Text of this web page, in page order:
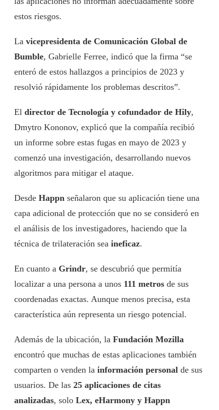
estos riesgos.
La vicepresidenta de Comunicación Global de
Bumble, Gabrielle Ferree, indicó que la firma “se
enteró de estos hallazgos a principios de 2023 y
resolvió rápidamente los problemas descritos”.
El director de Tecnología y cofundador de Hily,
Dmytro Kononov, explicó que la compañía recibió
un informe sobre estas fugas en mayo de 2023 y
comenzó una investigación, desarrollando nuevos
algoritmos para mitigar el ataque.
Desde Happn señalaron que su aplicación tiene una
capa adicional de protección que no se consideró en
el análisis de los investigadores, haciendo que la
técnica de trilateración sea ineficaz.
En cuanto a Grindr, se descubrió que permitía
localizar a una persona a unos 111 metros de sus
coordenadas exactas. Aunque menos precisa, esta
característica aún representa un riesgo potencial.
Además de la ubicación, la Fundación Mozilla
encontró que muchas de estas aplicaciones también
comparten o venden la información personal de sus
usuarios. De las 25 aplicaciones de citas
analizadas, solo Lex, eHarmony y Happn